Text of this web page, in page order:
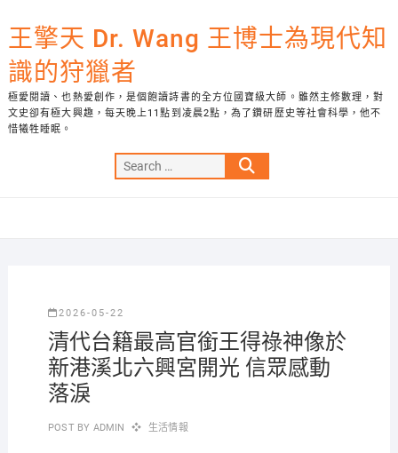
to
content
王擎天 Dr. Wang 王博士為現代知
識的狩獵者
極愛閱讀、也熱愛創作，是個飽讀詩書的全方位國寶級大師。雖然主修數理，對
文史卻有極大興趣，每天晚上11點到凌晨2點，為了鑽研歷史等社會科學，他不
惜犧牲睡眠。
Search
…
2026-05-22
清代台籍最高官銜王得祿神像於
新港溪北六興宮開光 信眾感動
落淚
POST BY ADMIN 生活情報